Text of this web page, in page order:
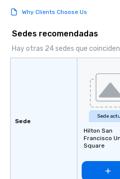
Why Clients Choose Us
Sedes recomendadas
Hay otras 24 sedes que
Sede
Sede
Hilton San
Francisco
Square